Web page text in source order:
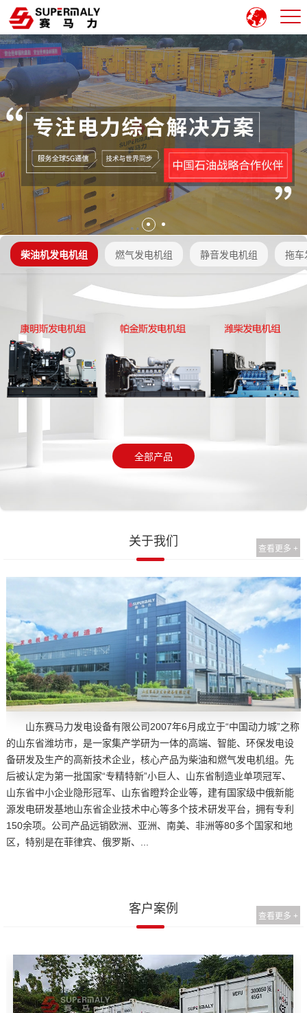
柴油机发电机组 燃气发电机组 静音发电机组 拖车
全部产品
关于我们
查看更多 +
山东赛马力发电设备有限公司2007年6月成立于“中国动力城”之称
的山东省潍坊市，是一家集产学研为一体的高端、智能、环保发电设
备研发及生产的高新技术企业，核心产品为柴油和燃气发电机组。先
后被认定为第一批国家“专精特新”小巨人、山东省制造业单项冠军、
山东省中小企业隐形冠军、山东省瞪羚企业等，建有国家级中俄新能
源发电研发基地山东省企业技术中心等多个技术研发平台，拥有专利
150余项。公司产品远销欧洲、亚洲、南美、非洲等80多个国家和地
区，特别是在菲律宾、俄罗斯、...
客户案例
查看更多 +